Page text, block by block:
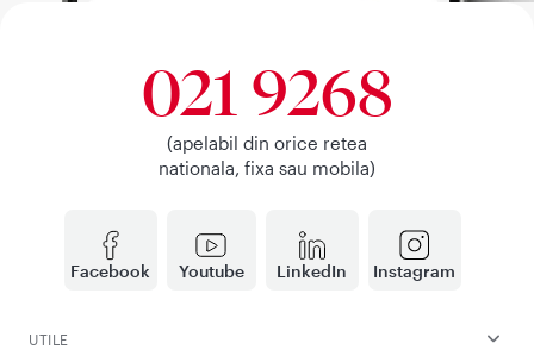
Facebook Youtube LinkedIn Instagram
021 9268
(apelabil din orice retea
nationala, fixa sau mobila)
UTILE